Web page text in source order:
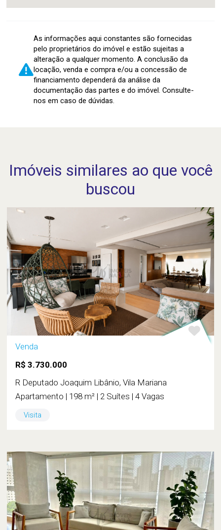
As informações aqui constantes são fornecidas
pelo proprietários do imóvel e estão sujeitas a
alteração a qualquer momento. A conclusão da
locação, venda e compra e/ou a concessão de
financiamento dependerá da análise da
documentação das partes e do imóvel. Consulte-
nos em caso de dúvidas.
Imóveis similares ao que você
buscou
Venda
R$ 3.730.000
R Deputado Joaquim Libânio, Vila Mariana
Apartamento | 198 m² | 2 Suítes | 4 Vagas
Visita